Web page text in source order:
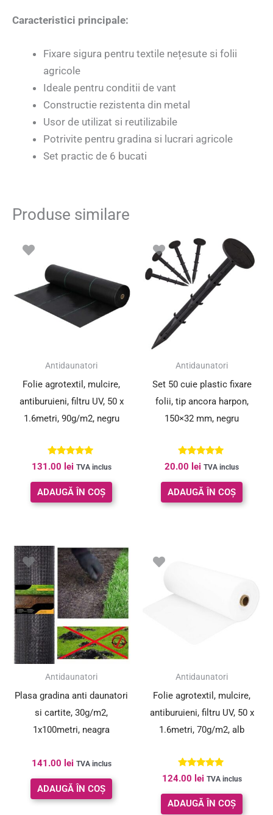
Caracteristici principale:
Fixare sigura pentru textile nețesute si folii
agricole
Ideale pentru conditii de vant
Constructie rezistenta din metal
Usor de utilizat si reutilizabile
Potrivite pentru gradina si lucrari agricole
Set practic de 6 bucati
Produse similare
Antidaunatori
Folie agrotextil, mulcire,
antiburuieni, filtru UV, 50 x
1.6metri, 90g/m2, negru
Evaluat la
5.00
din 5
131.00 lei TVA inclus
ADAUGĂ ÎN COȘ
Antidaunatori
Set 50 cuie plastic fixare
folii, tip ancora harpon,
150×32 mm, negru
Evaluat la
5.00
din 5
20.00 lei TVA inclus
ADAUGĂ ÎN COȘ
Antidaunatori
Plasa gradina anti daunatori
si cartite, 30g/m2,
1x100metri, neagra
141.00 lei TVA inclus
ADAUGĂ ÎN COȘ
Antidaunatori
Folie agrotextil, mulcire,
antiburuieni, filtru UV, 50 x
1.6metri, 70g/m2, alb
Evaluat la
5.00
din 5
124.00 lei TVA inclus
ADAUGĂ ÎN COȘ